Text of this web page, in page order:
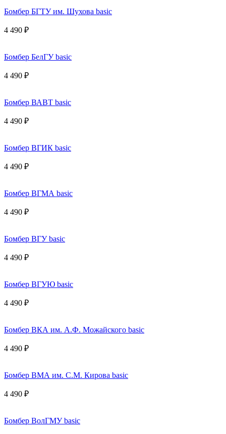
Бомбер БГТУ им. Шухова basic
4 490 ₽
Бомбер БелГУ basic
4 490 ₽
Бомбер ВАВТ basic
4 490 ₽
Бомбер ВГИК basic
4 490 ₽
Бомбер ВГМА basic
4 490 ₽
Бомбер ВГУ basic
4 490 ₽
Бомбер ВГУЮ basic
4 490 ₽
Бомбер ВКА им. А.Ф. Можайского basic
4 490 ₽
Бомбер ВМА им. С.М. Кирова basic
4 490 ₽
Бомбер ВолГМУ basic